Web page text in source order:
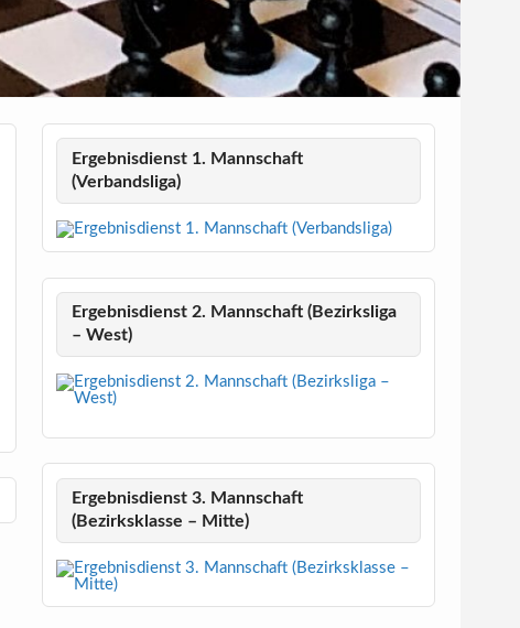
Ergebnisdienst 1. Mannschaft
(Verbandsliga)
Ergebnisdienst 2. Mannschaft (Bezirksliga
– West)
Ergebnisdienst 3. Mannschaft
(Bezirksklasse – Mitte)